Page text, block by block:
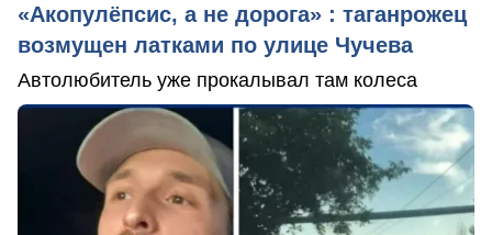
«Акопулёпсис, а не дорога» : таганрожец
возмущен латками по улице Чучева
Автолюбитель уже прокалывал там колеса